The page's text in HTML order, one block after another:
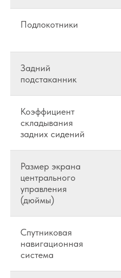
Подлокотники
Задний
подстаканник
Коэффициент
складывания
задних сидений
Размер экрана
центрального
управления
(дюймы)
Спутниковая
навигационная
система